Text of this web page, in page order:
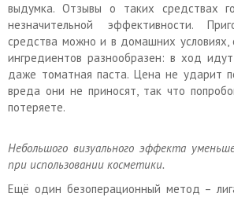
выдумка. Отзывы о таких средствах
незначительной эффективности.
средства можно и в домашних условиях,
ингредиентов разнообразен: в ход
даже томатная паста. Цена не ударит
вреда они не приносят, так что
потеряете.
Небольшого визуального эффекта
при использовании косметики.
Ещё один безоперационный метод –